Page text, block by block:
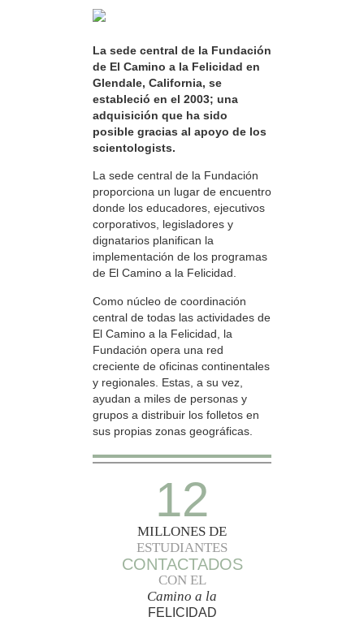
La sede central de la Fundación
de El Camino a la Felicidad en
Glendale, California, se
estableció en el 2003; una
adquisición que ha sido
posible gracias al apoyo de los
scientologists.
La sede central de la Fundación
proporciona un lugar de encuentro
donde los educadores, ejecutivos
corporativos, legisladores y
dignatarios planifican la
implementación de los programas
de El Camino a la Felicidad.
Como núcleo de coordinación
central de todas las actividades de
El Camino a la Felicidad, la
Fundación opera una red
creciente de oficinas continentales
y regionales. Estas, a su vez,
ayudan a miles de personas y
grupos a distribuir los folletos en
sus propias zonas geográficas.
12
MILLONES DE
ESTUDIANTES
CONTACTADOS
CON EL
Camino a la
FELICIDAD